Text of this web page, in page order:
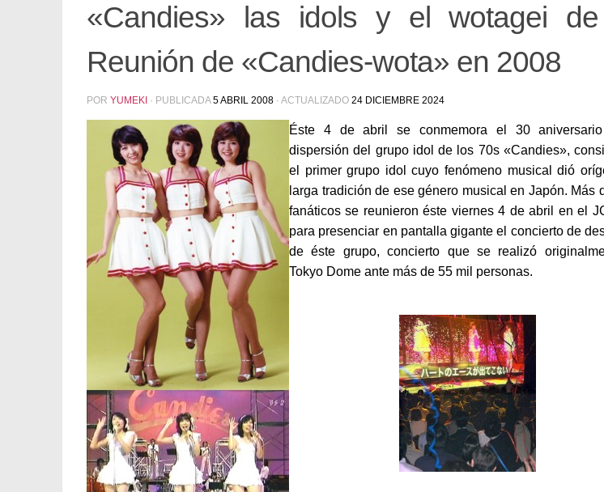
«Candies» las idols y el wotagei
Reunión de «Candies-wota» en 2008
POR YUMEKI · PUBLICADA5 ABRIL 2008 · ACTUALIZADO 24 DICIEMBRE 2024
Éste 4 de abril se conmemora el 30
dispersión del grupo idol de los 70s «Candies»,
el primer grupo idol cuyo fenómeno musical dió
larga tradición de ese género musical en Japón. Más
fanáticos se reunieron éste viernes 4 de abril en el
para presenciar en pantalla gigante el concierto de
de éste grupo, concierto que se realizó
Tokyo Dome ante más de 55 mil personas.